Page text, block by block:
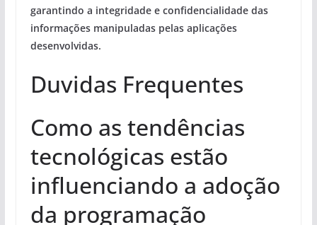
garantindo a integridade e confidencialidade das
informações manipuladas pelas aplicações
desenvolvidas.
Duvidas Frequentes
Como as tendências
tecnológicas estão
influenciando a adoção
da programação